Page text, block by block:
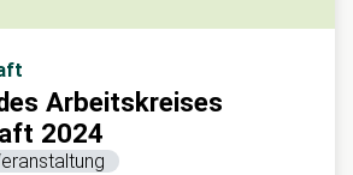
Arbeitskreises
2024